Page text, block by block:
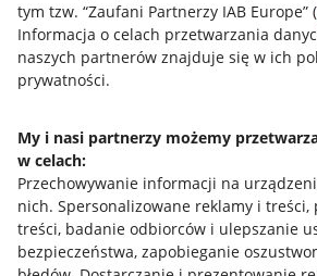
tym tzw. “Zaufani Partnerzy IAB Europe” (
Informacja o celach przetwarzania
naszych partnerów znajduje się w ich
prywatności.
My i nasi partnerzy możemy
w celach:
Przechowywanie informacji na
nich. Spersonalizowane reklamy i
treści, badanie odbiorców i ulepszanie
bezpieczeństwa, zapobieganie
Przydatne informacje
Jak to działa
Allegro Gadane dla sprzedających
Allegro Gadane dla kupujących
Mapa miejscowości